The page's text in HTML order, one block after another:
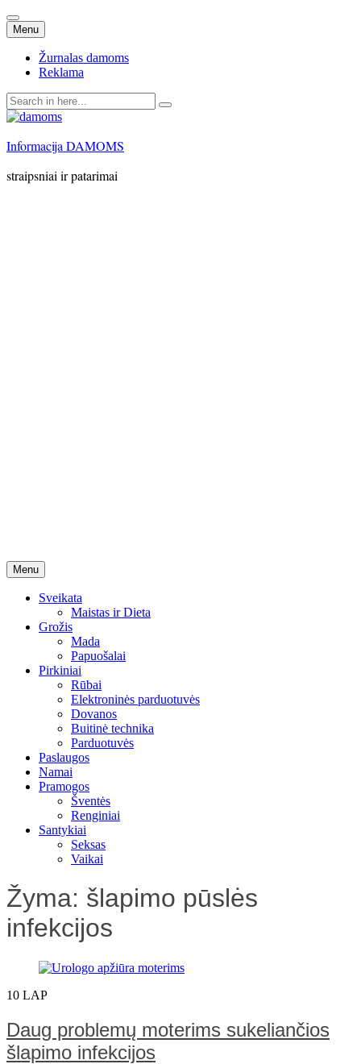
Menu Skip
to
content
Žurnalas damoms
Reklama
Search
for:
Informacija DAMOMS
straipsniai ir patarimai
Menu Skip
to
content
Sveikata
Maistas ir Dieta
Grožis
Mada
Papuošalai
Pirkiniai
Rūbai
Elektroninės parduotuvės
Dovanos
Buitinė technika
Parduotuvės
Paslaugos
Namai
Pramogos
Šventės
Renginiai
Santykiai
Seksas
Vaikai
Žyma: šlapimo pūslės
infekcijos
10 LAP
Daug problemų moterims sukeliančios
šlapimo infekcijos